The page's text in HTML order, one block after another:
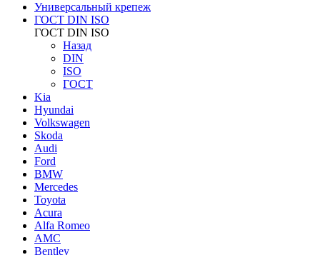
Универсальный крепеж
ГОСТ DIN ISO
ГОСТ DIN ISO
Назад
DIN
ISO
ГОСТ
Kia
Hyundai
Volkswagen
Skoda
Audi
Ford
BMW
Mercedes
Toyota
Acura
Alfa Romeo
AMC
Bentley